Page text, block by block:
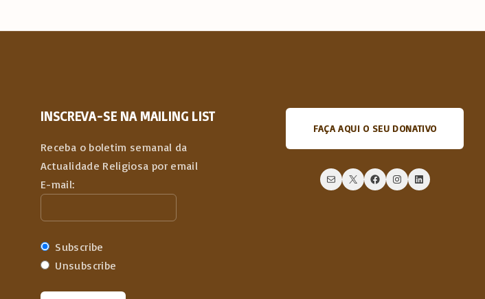
a
g
INSCREVA-SE NA MAILING LIST
Receba o boletim semanal da
Actualidade Religiosa por email
E-mail:
Subscribe
Unsubscribe
FAÇA AQUI O SEU DONATIVO
Mail X Facebook Instagram LinkedIn